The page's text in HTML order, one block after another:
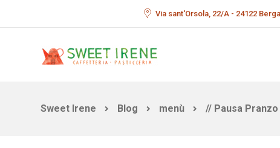
Via sant'Orsola, 22/A - 24122
Sweet Irene Blog menù // Pausa